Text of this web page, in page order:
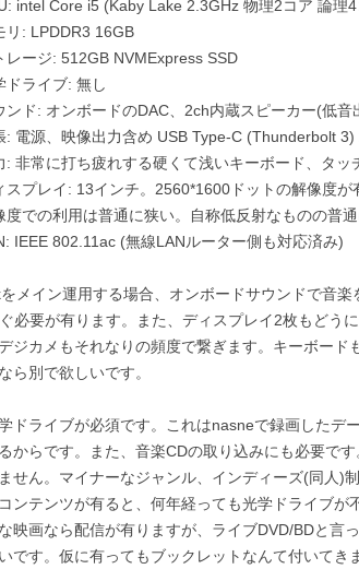
intel Core i5 (Kaby Lake 2.3GHz 物理2コア 論理
リ: LPDDR3 16GB
レージ: 512GB NVMExpress SSD
ドライブ: 無し
ンド: オンボードのDAC、2ch内蔵スピーカー(低音
: 電源、映像出力含め USB Type-C (Thunderbolt 3)
: 非常に打ち疲れする硬くて浅いキーボード、タ
スプレイ: 13インチ。2560*1600ドットの解像度
度での利用は普通に狭い。自称低反射なものの普通
IEEE 802.11ac (無線LANルーター側も対応済み)
メイン運用する場合、オンボードサウンドで音
必要が有ります。また、ディスプレイ2枚もどう
ジカメもそれなりの頻度で繋ぎます。キーボード
ら別で欲しいです。
ドライブが必須です。これはnasneで録画したデ
からです。また、音楽CDの取り込みにも必要で
せん。マイナーなジャンル、インディーズ(同人)
ンテンツが有ると、何年経っても光学ドライブが
映画なら配信が有りますが、ライブDVD/BDと言
です。仮に有ってもブックレットなんて付いてき